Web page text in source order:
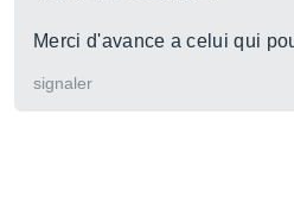
Merci d'avance a celui qui
signaler